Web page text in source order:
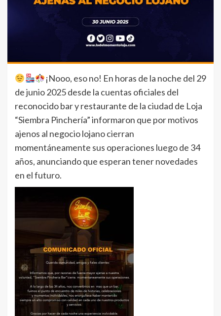
¡Nooo, eso no! En horas de la noche del 29
de junio 2025 desde la cuentas oficiales del
reconocido bar y restaurante de la ciudad de Loja
“Siembra Pinchería” informaron que por motivos
ajenos al negocio lojano cierran
momentáneamente sus operaciones luego de 34
años, anunciando que esperan tener novedades
en el futuro.